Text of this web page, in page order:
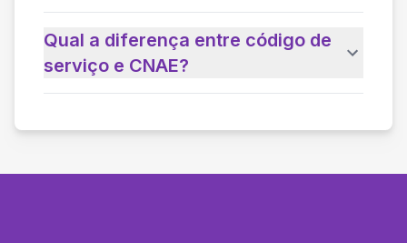
Qual a diferença entre código de
serviço e CNAE?